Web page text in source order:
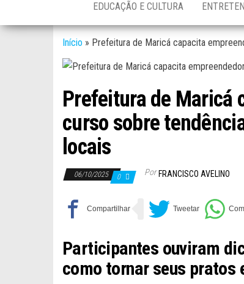
EDUCAÇÃO E CULTURA
Início » Prefeitura de Maricá capacita
Prefeitura de Maricá
curso sobre
locais
06/10/2025 0 Por FRANCISCO AVELINO
Participantes ouviram
como tornar seus pratos